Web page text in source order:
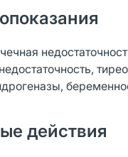
действия